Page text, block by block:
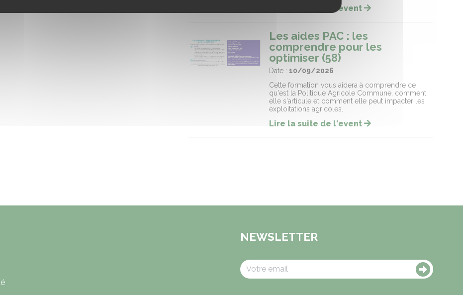
Lire la suite de l'event
Les aides PAC : les
comprendre pour les
optimiser (58)
Date :10/09/2026
Cette formation vous aidera à comprendre ce
qu'est la Politique Agricole Commune, comment
elle s'articule et comment elle peut impacter les
exploitations agricoles.
Lire la suite de l'event
NEWSLETTER